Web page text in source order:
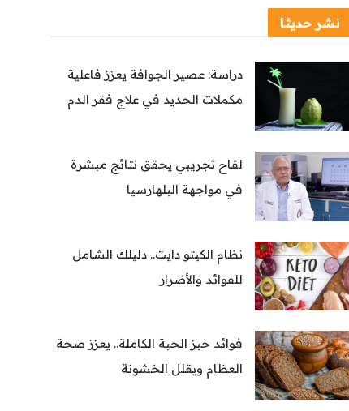
نشر حديثا
دراسة: عصير الجوافة يعزز فاعلية
مكملات الحديد في علاج فقر الدم
لقاح تجريبي يحقق نتائج مبشرة
في مواجهة البلهارسيا
نظام الكيتو دايت.. دليلك الشامل
للفوائد والأضرار
فوائد خبز الحبة الكاملة.. يعزز صحة
العظام ويقلل الخشونة